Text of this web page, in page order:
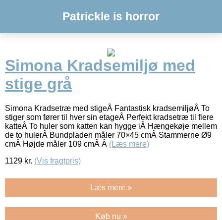
Patrickle is horror
Simona Kradsemiljø med
stige grå
Simona Kradsetræ med stigeÂ Fantastisk kradsemiljøÂ To
stiger som fører til hver sin etageÂ Perfekt kradsetræ til flere
katteÂ To huler som katten kan hygge iÂ Hængekøje mellem
de to hulerÂ Bundpladen måler 70×45 cmÂ Stammerne Ø9
cmÂ Højde måler 109 cmÂ Â (Læs mere)
1129 kr. (Vis fragtpris)
Læs mere »
Køb nu »